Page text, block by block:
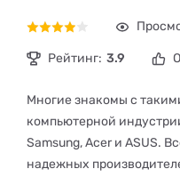
Рейтинг: 3.9
Многие знакомы с
компьютерной
Samsung, Acer и ASUS.
надежных